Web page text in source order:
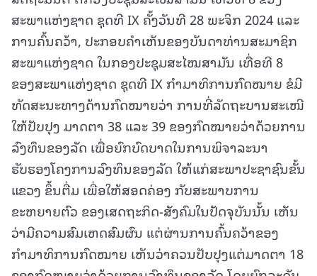
ສະພາແຫ່ງຊາດ ຊຸດທີ IX ຄັ້ງວັນທີ 28 ພະຈິກ 2024 ແລະ
ການຄົ້ນຄວ້າ, ປະກອບຄໍາເຫັນຂອງບັນດາທ່ານສະມາຊິກ
ສະພາແຫ່ງຊາດ ໃນກອງປະຊຸມສະໄໝສາມັນ ເທື່ອທີ 8
ຂອງສະພາແຫ່ງຊາດ ຊຸດທີ IX ກຳມາທິການກົດໝາຍ ຂໍມີ
ທັດສະນະທາງດ້ານກົດໝາຍວ່າ ການທີ່ລັດຖະບານສະເໜີ
ໃຫ້ປັບປຸງ ມາດຕາ 38 ແລະ 39 ຂອງກົດໝາຍວ່າດ້ວຍການ
ລົງທຶນຂອງລັດ ເພື່ອຍົກບົດບາດໃນການພິຈາລະນາ
ຮັບຮອງໂຄງການລົງທຶນຂອງລັດ ໃຫ້ແກ່ສະພາປະຊາຊົນຂັ້ນ
ແຂວງ ຂຶ້ນຕື່ມ ເພື່ອໃຫ້ສອດຄ່ອງ ກັບສະພາບການ
ຂະຫຍາຍຕົວ ຂອງເສດຖະກິດ-ສັງຄົມໃນປັດຈຸບັນນັ້ນ ເຫັນ
ວ່າມີຄວາມສົມເຫດສົມຜົນ ແຕ່ຜ່ານການຄົ້ນຄວ້າຂອງ
ກຳມາທິການກົດໝາຍ ເຫັນວ່າຄວນປັບປຸງແຕ່ມາດຕາ 18